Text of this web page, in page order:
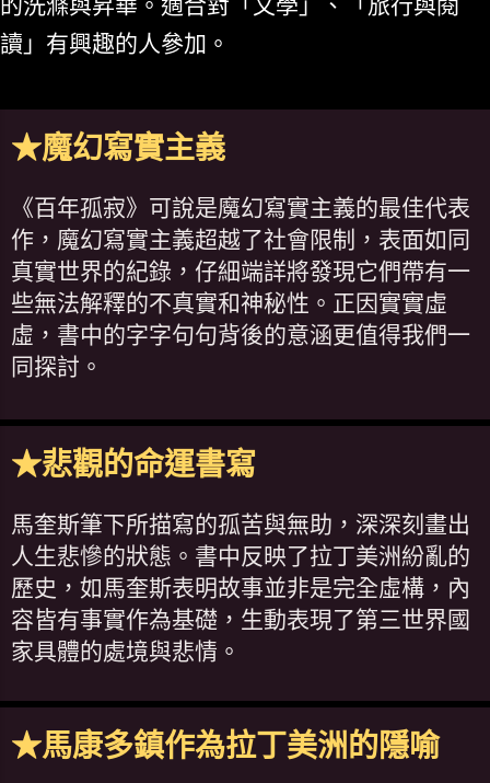
的洗滌與昇華。適合對「文學」、「旅行與閱
讀」有興趣的人參加。
★魔幻寫實主義
《百年孤寂》可說是魔幻寫實主義的最佳代表
作，魔幻寫實主義超越了社會限制，表面如同
真實世界的紀錄，仔細端詳將發現它們帶有一
些無法解釋的不真實和神秘性。正因實實虛
虛，書中的字字句句背後的意涵更值得我們一
同探討。
★悲觀的命運書寫
馬奎斯筆下所描寫的孤苦與無助，深深刻畫出
人生悲慘的狀態。書中反映了拉丁美洲紛亂的
歷史，如馬奎斯表明故事並非是完全虛構，內
容皆有事實作為基礎，生動表現了第三世界國
家具體的處境與悲情。
★馬康多鎮作為拉丁美洲的隱喻